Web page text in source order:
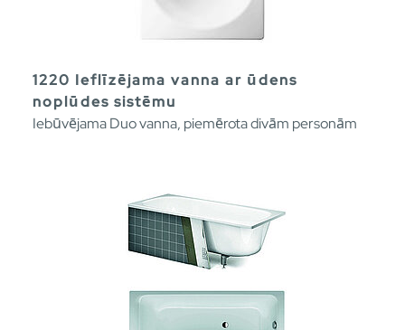
1220 Ieflīzējama vanna ar ūdens
noplūdes sistēmu
Iebūvējama Duo vanna, piemērota divām personām